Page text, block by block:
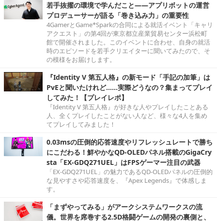
若手抜擢の環境で学んだこと――アプリボットの運営
プロデューサーが語る「巻き込み力」の重要性
4GamerとGame*Sparkの合同による就活イベント「キャリ
アクエスト」の第4回が東京都立産業貿易センター浜松町
館で開催されました。このイベントに合わせ、自身の就活
時のエピソードを若手クリエイターに聞いてみたので、そ
の模様をお届けします。
『Identity V 第五人格』の新モード「手記の加筆」は
PvEと聞いたけれど……実際どうなの？集まってプレイ
してみた！【プレイレポ】
『Identity V 第五人格』が好きな人やプレイしたことある
人、全くプレイしたことがない人など、様々な4人を集め
てプレイしてみました！
0.03msの圧倒的応答速度やリフレッシュレートで勝ち
にこだわる！鮮やかなQD-OLEDパネル搭載のGigaCry
sta「EX-GDQ271UEL」はFPSゲーマー注目の武器
「EX-GDQ271UEL」の魅力であるQD-OLEDパネルの圧倒的
な見やすさや応答速度を、『Apex Legends』で体感しま
す。
「まずやってみる」がアークシステムワークスの流
儀。世界を席巻する2.5D格闘ゲームの開発の裏側と、